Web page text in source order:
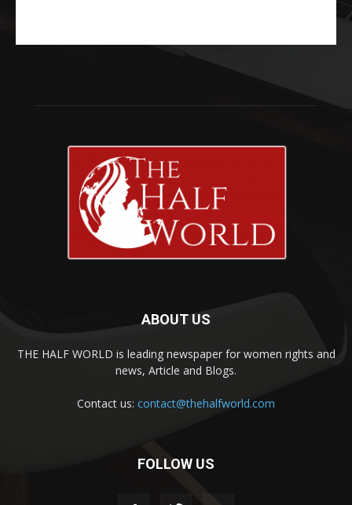
ABOUT US
THE HALF WORLD is leading newspaper for women rights and
news, Article and Blogs.
Contact us: contact@thehalfworld.com
FOLLOW US